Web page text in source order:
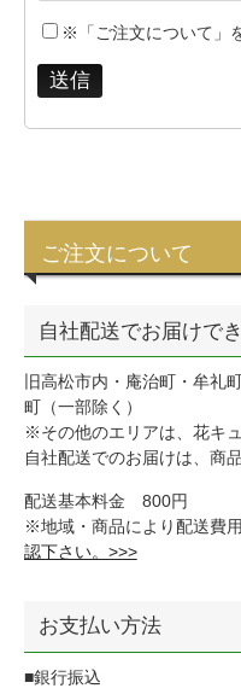
※「ご注文について」
ご注文について
自社配送でお届けで
旧高松市内・庵治町・牟礼
町（一部除く）
※その他のエリアは、花キ
自社配送でのお届けは、商
配送基本料金 800円
※地域・商品により配送費
認下さい。>>>
お支払い方法
■銀行振込